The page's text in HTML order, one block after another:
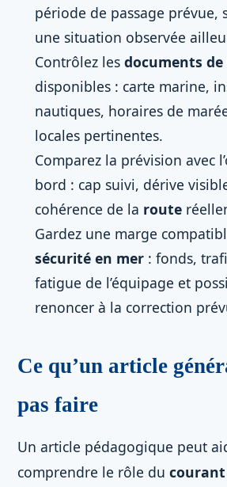
période de passage prévue,
une situation observée
Contrôlez les documents
disponibles : carte marine,
nautiques, horaires de
locales pertinentes.
Comparez la prévision avec
bord : cap suivi, dérive
cohérence de la route
Gardez une marge
sécurité en mer : fonds,
fatigue de l’équipage et
renoncer à la correction
Ce qu’un article
pas faire
Un article pédagogique peut
comprendre le rôle du courant